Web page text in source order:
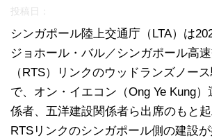
投稿日：
シンガポール陸上交通庁（LTA）は
ジョホール・バル／シンガポール高
（RTS）リンクのウッドランズノー
で、オン・イエコン（Ong Ye Kung
係者、五洋建設関係者ら出席のもと起
RTSリンクのシンガポール側の建設が